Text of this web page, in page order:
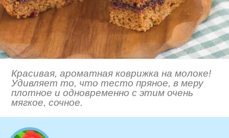
Красивая, ароматная коврижка на молоке!
Удивляет то, что тесто пряное, в меру
плотное и одновременно с этим очень
мягкое, сочное.